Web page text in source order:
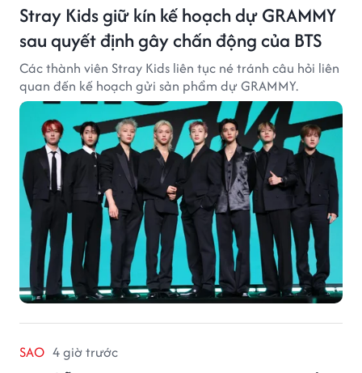
Stray Kids giữ kín kế hoạch dự GRAMMY
sau quyết định gây chấn động của BTS
Các thành viên Stray Kids liên tục né tránh câu hỏi liên
quan đến kế hoạch gửi sản phẩm dự GRAMMY.
SAO 4 giờ trước